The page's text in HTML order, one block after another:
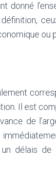
donné
ou
Il est
de
délais de